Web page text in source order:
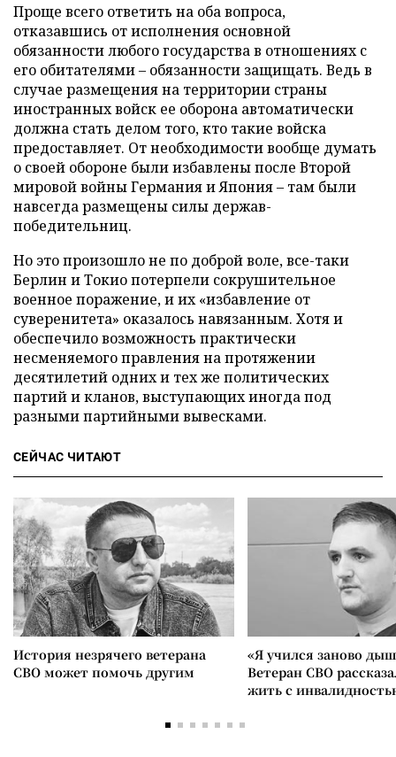
Проще всего ответить на оба вопроса,
отказавшись от исполнения основной
обязанности любого государства в отношениях с
его обитателями – обязанности защищать. Ведь в
случае размещения на территории страны
иностранных войск ее оборона автоматически
должна стать делом того, кто такие войска
предоставляет. От необходимости вообще думать
о своей обороне были избавлены после Второй
мировой войны Германия и Япония – там были
навсегда размещены силы держав-
победительниц.
Но это произошло не по доброй воле, все-таки
Берлин и Токио потерпели сокрушительное
военное поражение, и их «избавление от
суверенитета» оказалось навязанным. Хотя и
обеспечило возможность практически
несменяемого правления на протяжении
десятилетий одних и тех же политических
партий и кланов, выступающих иногда под
разными партийными вывесками.
СЕЙЧАС ЧИТАЮТ
История незрячего ветерана
СВО может помочь другим
«Я учился заново
Ветеран СВО
жить с